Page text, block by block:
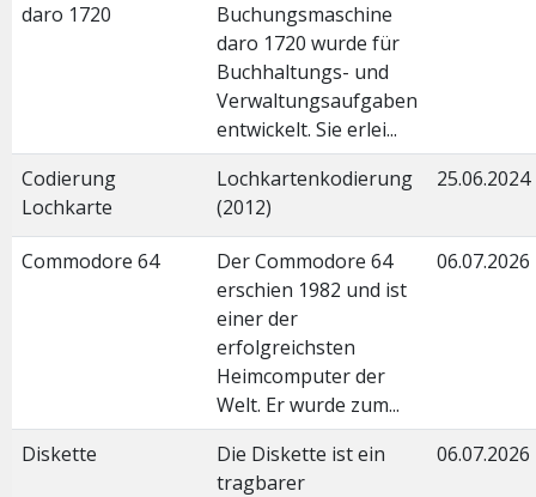
daro 1720
Buchungsmaschine
daro 1720 wurde für
Buchhaltungs- und
Verwaltungsaufgaben
entwickelt. Sie erlei...
Codierung
Lochkarte
Lochkartenkodierung
(2012)
25.06.2024
Commodore 64
Der Commodore 64
erschien 1982 und ist
einer der
erfolgreichsten
Heimcomputer der
Welt. Er wurde zum...
06.07.2026
Diskette
Die Diskette ist ein
tragbarer
06.07.2026